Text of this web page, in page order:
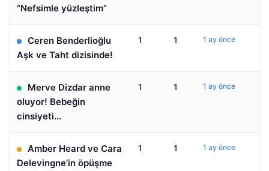
“Nefsimle yüzleştim”
Ceren Benderlioğlu
Aşk ve Taht dizisinde!
1 1 1 ay önce
Merve Dizdar anne
oluyor! Bebeğin
cinsiyeti…
1 1 1 ay önce
Amber Heard ve Cara
Delevingne’in öpüşme
1 1 1 ay önce